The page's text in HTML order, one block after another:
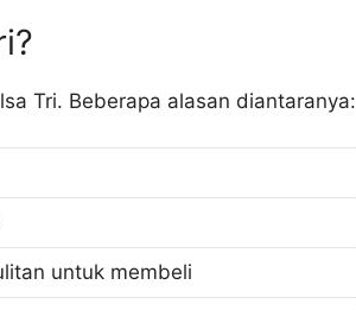
Tri. Beberapa alasan diantaranya:
untuk membeli